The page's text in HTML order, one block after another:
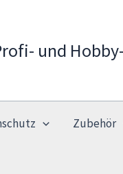
und
Zubehör